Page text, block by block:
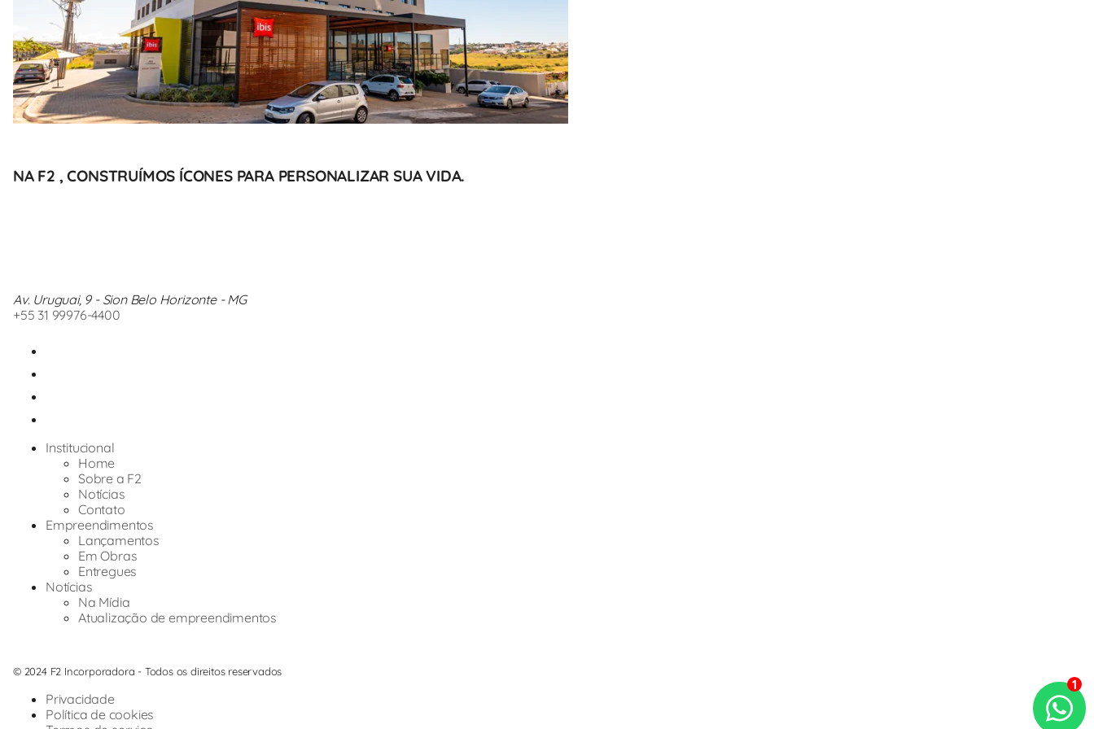
NA F2 , CONSTRUÍMOS ÍCONES PARA PERSONALIZAR SUA VIDA.
Av. Uruguai, 9 - Sion Belo Horizonte - MG
+55 31 99976-4400
Institucional
Home
Sobre a F2
Notícias
Contato
Empreendimentos
Lançamentos
Em Obras
Entregues
Notícias
Na Mídia
Atualização de empreendimentos
© 2024 F2 Incorporadora - Todos os direitos reservados
Privacidade
Política de cookies